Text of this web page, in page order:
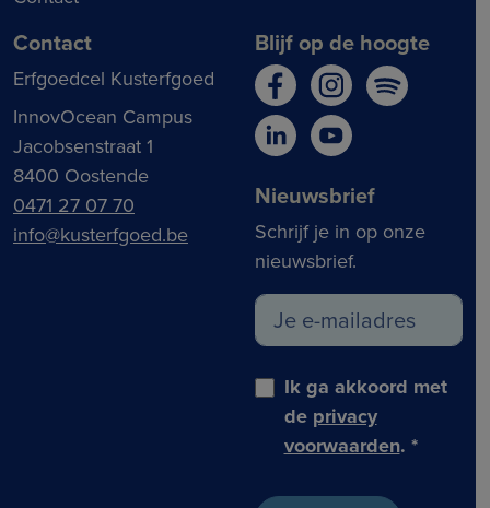
Contact
Erfgoedcel Kusterfgoed
InnovOcean Campus
Jacobsenstraat 1
8400 Oostende
0471 27 07 70
info@kusterfgoed.be
Blijf op de hoogte
Nieuwsbrief
Schrijf je in op onze
nieuwsbrief.
Ik ga akkoord met
de privacy
voorwaarden. *